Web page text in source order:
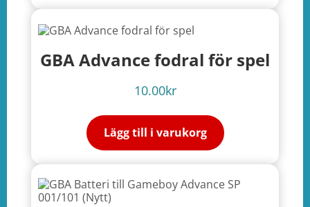
GBA Advance fodral för spel
10.00kr
Lägg till i varukorg